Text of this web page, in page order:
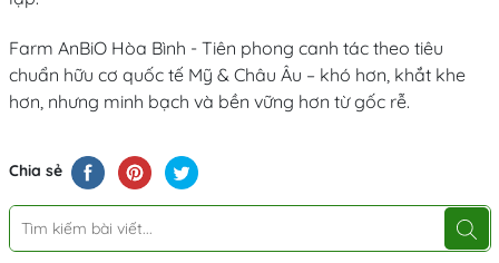
Farm AnBiO Hòa Bình - Tiên phong canh tác theo tiêu
chuẩn hữu cơ quốc tế Mỹ & Châu Âu – khó hơn, khắt khe
hơn, nhưng minh bạch và bền vững hơn từ gốc rễ.
Chia sẻ